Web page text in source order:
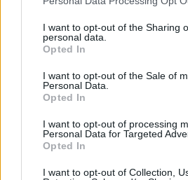
not limited to your visit or usage
grant or deny consent to Google and
use your data for below specified
consent section.
I want to opt-out of the Sharing
personal data.
Opted In
I want to opt-out of the Sale of
Personal Data.
Opted In
I want to opt-out of processing
Personal Data for Targeted
Opted In
I want to opt-out of Collection,